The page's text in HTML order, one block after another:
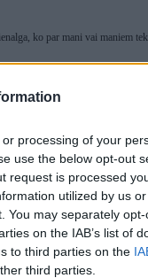
processing of your
use the below opt-out
request is processed
utilized by us
You may separately
on the IAB’s list of
to third parties on the
third parties.
ko par mani vai maniem
viss bez maksas.
tad viss skaidrs. Bet ielikt
izvērtēt, vai pārējais līgums